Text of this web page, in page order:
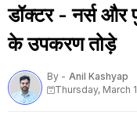
डॉक्टर - नर्स और
के उपकरण तोड़े
By - Anil Kashyap
Thursday, March